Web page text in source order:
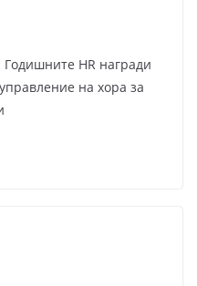
Годишните HR награди
на хора за